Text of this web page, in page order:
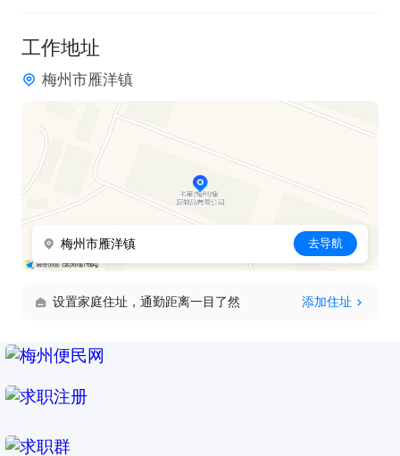
工作地址
梅州市雁洋镇
梅州市雁洋镇 去导航
设置家庭住址，通勤距离一目了然 添加住址